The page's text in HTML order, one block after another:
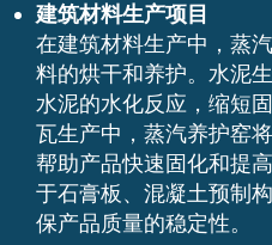
建筑材料生产项目
在建筑材料生产中，蒸
料的烘干和养护。水泥
水泥的水化反应，缩短
瓦生产中，蒸汽养护窑
帮助产品快速固化和提
于石膏板、混凝土预制
保产品质量的稳定性。